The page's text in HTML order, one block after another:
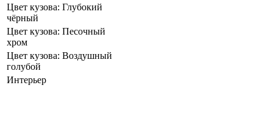
Цвет кузова: Глубокий
чёрный
Цвет кузова: Песочный
хром
Цвет кузова: Воздушный
голубой
Интерьер